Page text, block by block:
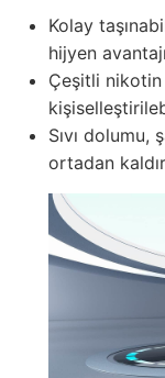
Kolay
hijyen
Çeşitli
Sıvı dolumu,
ortadan